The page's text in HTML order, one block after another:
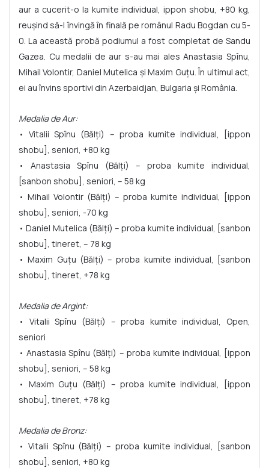
aur a cucerit-o la kumite individual, ippon shobu, +80 kg,
reușind să-l învingă în finală pe românul Radu Bogdan cu 5-
0. La această probă podiumul a fost completat de Sandu
Gazea. Cu medalii de aur s-au mai ales Anastasia Spînu,
Mihail Volontir, Daniel Mutelica și Maxim Guțu. În ultimul act,
ei au învins sportivi din Azerbaidjan, Bulgaria și România.
Medalia de Aur:
• Vitalii Spînu (Bălți) – proba kumite individual, [ippon
shobu], seniori, +80 kg
• Anastasia Spînu (Bălți) – proba kumite individual,
[sanbon shobu], seniori, – 58 kg
• Mihail Volontir (Bălți) – proba kumite individual, [ippon
shobu], seniori, -70 kg
• Daniel Mutelica (Bălți) – proba kumite individual, [sanbon
shobu], tineret, – 78 kg
• Maxim Guțu (Bălți) – proba kumite individual, [sanbon
shobu], tineret, +78 kg
Medalia de Argint:
• Vitalii Spînu (Bălți) – proba kumite individual, Open,
seniori
• Anastasia Spînu (Bălți) – proba kumite individual, [ippon
shobu], seniori, – 58 kg
• Maxim Guțu (Bălți) – proba kumite individual, [ippon
shobu], tineret, +78 kg
Medalia de Bronz:
• Vitalii Spînu (Bălți) – proba kumite individual, [sanbon
shobu], seniori, +80 kg